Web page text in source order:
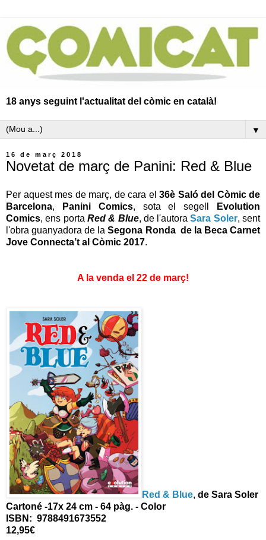
18 anys seguint l'actualitat del còmic en català!
▼
16 de març 2018
Novetat de març de Panini: Red & Blue
Per aquest mes de març, de cara el 36è Saló del Còmic de
Barcelona, Panini Comics, sota el segell
Evolution
Comics, ens porta Red & Blue, de l'autoraSara Soler, sent
l'obra guanyadora de laSegona Ronda de la Beca Carnet
Jove Connecta’t al Còmic 2017.
A la venda el 22 de març!
Red & Blue, de Sara Soler
Cartoné -17x 24 cm - 64 pàg. - Color
ISBN: 9788491673552
12,95€